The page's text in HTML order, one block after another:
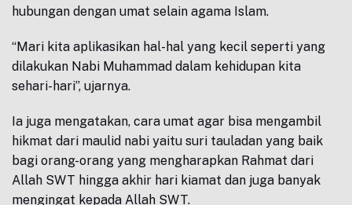
hubungan dengan umat selain agama Islam.
“Mari kita aplikasikan hal-hal yang kecil seperti yang
dilakukan Nabi Muhammad dalam kehidupan kita
sehari-hari”, ujarnya.
Ia juga mengatakan, cara umat agar bisa mengambil
hikmat dari maulid nabi yaitu suri tauladan yang baik
bagi orang-orang yang mengharapkan Rahmat dari
Allah SWT hingga akhir hari kiamat dan juga banyak
mengingat kepada Allah SWT.